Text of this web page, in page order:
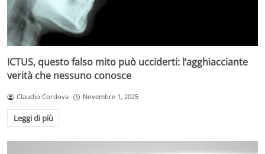
ICTUS, questo falso mito può ucciderti: l’agghiacciante
verità che nessuno conosce
Claudio Cordova Novembre 1, 2025
Leggi di più